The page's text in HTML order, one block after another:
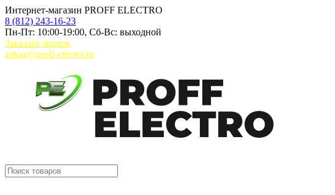
Интернет-магазин PROFF ELECTRO
8 (812) 243-16-23
Пн-Пт: 10:00-19:00, Сб-Вс: выходной
Заказать звонок
zakaz@proff-electro.ru